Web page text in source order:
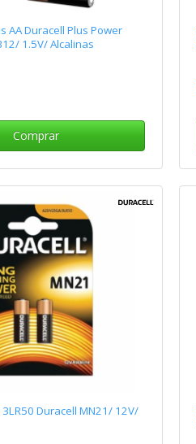
AA Duracell Plus Power
1.5V/ Alcalinas
Comprar
Duracell MN21/ 12V/